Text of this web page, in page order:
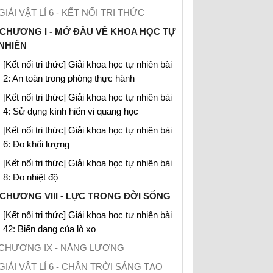
VẬT LÍ 6 - KẾT NỐI TRI THỨC
CHƯƠNG I - MỞ ĐẦU VỀ KHOA HỌC TỰ
[Kết nối tri thức] Giải khoa học tự nhiên bài
2: An toàn trong phòng thực hành
[Kết nối tri thức] Giải khoa học tự nhiên bài
4: Sử dụng kính hiển vi quang học
[Kết nối tri thức] Giải khoa học tự nhiên bài
6: Đo khối lượng
[Kết nối tri thức] Giải khoa học tự nhiên bài
8: Đo nhiệt độ
CHƯƠNG VIII - LỰC TRONG ĐỜI SỐNG
[Kết nối tri thức] Giải khoa học tự nhiên bài
42: Biến dạng của lò xo
IX - NĂNG LƯỢNG
VẬT LÍ 6 - CHÂN TRỜI SÁNG TẠO